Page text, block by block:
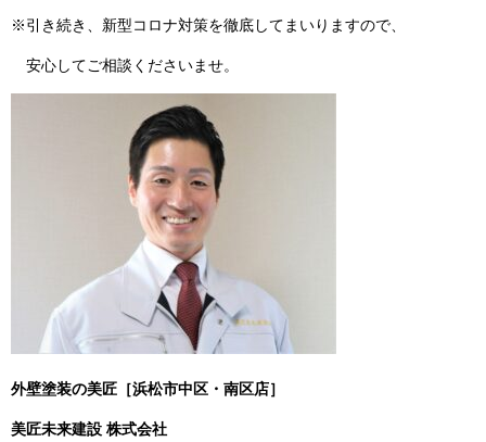
※引き続き、新型コロナ対策を徹底してまいりますので、
安心してご相談くださいませ。
外壁塗装の美匠［浜松市中区・南区店］
美匠未来建設 株式会社